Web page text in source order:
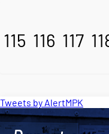
115 116 117
Tweets by AlertMPK